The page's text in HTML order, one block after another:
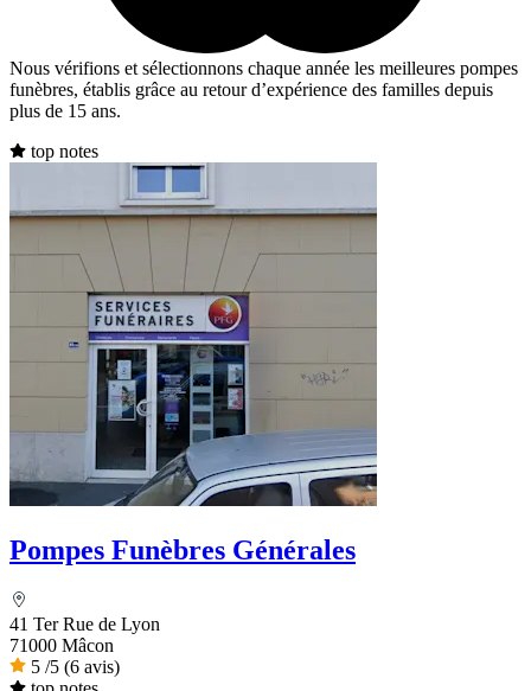
Nous vérifions et sélectionnons chaque année les meilleures pompes
funèbres, établis grâce au retour d’expérience des familles depuis
plus de 15 ans.
top notes
Pompes Funèbres Générales
41 Ter Rue de Lyon
71000 Mâcon
5 /5 (6 avis)